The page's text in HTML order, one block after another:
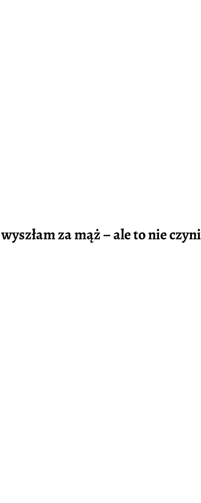
za mąż – ale to nie